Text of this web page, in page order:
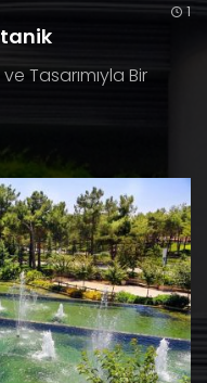
1
Tasarımıyla Bir